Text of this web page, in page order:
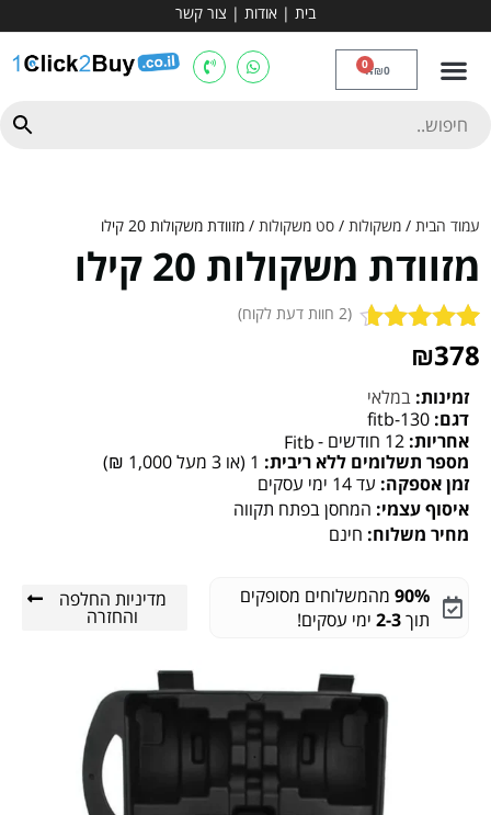
בית | אודות | צור קשר
₪0
0
עמוד הבית / משקולות / סט משקולות / מזוודת משקולות 20 קילו
מזוודת משקולות 20 קילו
מדורגים
4.50מתוך
5 מבוסס
על
2
דירוגים
של לקוחות
(
2 חוות דעת לקוח)
₪378
זמינות: במלאי
דגם: fitb-130
אחריות: 12 חודשים -
Fitb
מספר תשלומים ללא ריבית: 1 (או 3 מעל 1,000 ₪)
זמן אספקה: עד 14 ימי עסקים
איסוף עצמי: המחסן בפתח תקווה
מחיר משלוח: חינם
90% מהמשלוחים מסופקים
תוך2-3 ימי עסקים!
מדיניות החלפה
והחזרה